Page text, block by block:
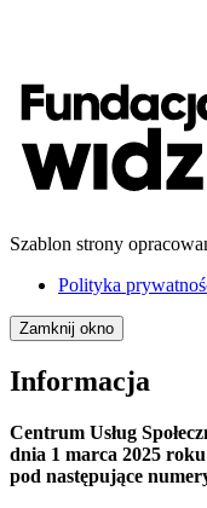
Szablon strony
Polityka
Zamknij okno
Informacja
Centrum Usług
dnia 1 marca 2025
pod następujące